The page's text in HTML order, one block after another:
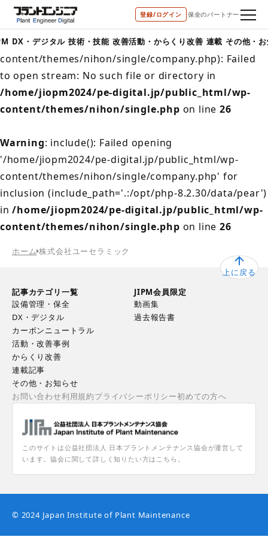
登録/ログイン 保全のパートナー
DX・デジタル 技術・技能 改善活動・からくり改善 連載 その他・
Warning: include(/home/jiopm2024/pe-
digital.jp/public_html/wp-
content/themes/nihon/single/company.php): Failed
to open stream: No such file or directory in
/home/jiopm2024/pe-digital.jp/public_html/wp-
content/themes/nihon/single.php on line26
Warning: include(): Failed opening
'/home/jiopm2024/pe-digital.jp/public_html/wp-
content/themes/nihon/single/company.php' for
inclusion (include_path='.:/opt/php-8.2.30/data/pear')
in/home/jiopm2024/pe-digital.jp/public_html/wp-
content/themes/nihon/single.php on line26
ホーム 株式会社ユーセラミック
上に戻る
このサイトは公益社団法人 日本プラントメンテナンス協会が運営して
います。協会に関して詳しく知りたい方はこちら。
記事カテゴリ一覧
設備管理・保全
DX・デジタル
カーボンニュートラル
活動・改善事例
からくり改善
連載記事
その他・お知らせ
JIPM会員限定
動画集
過去報告書
お問い合わせ利用規約プライバシーポリシー初めての方へ
© 2024 Japan Institute of Plant Maintenance